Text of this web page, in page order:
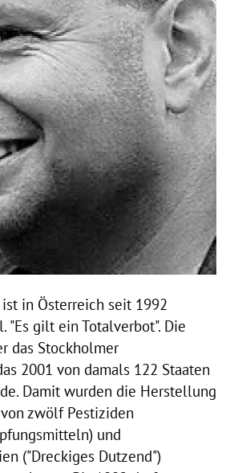
in Österreich seit 1992
. "Es gilt ein Totalverbot". Die
das Stockholmer
2001 von damals 122 Staaten
Damit wurden die Herstellung
zwölf Pestiziden
und
("Dreckiges Dutzend")